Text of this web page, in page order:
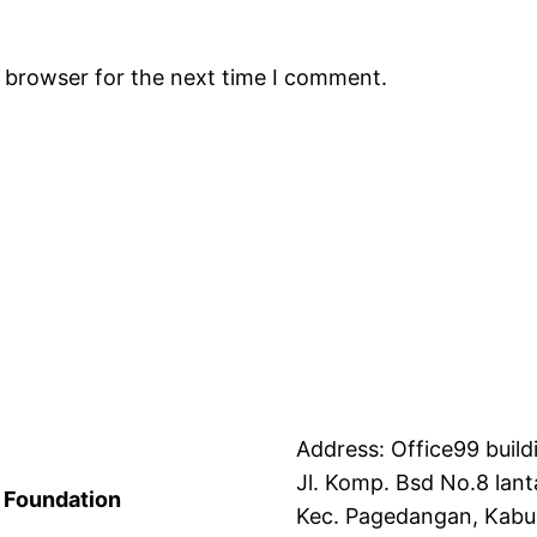
for the next time I comment.
Address: Office99
Jl. Komp. Bsd No.8
Kec. Pagedangan,